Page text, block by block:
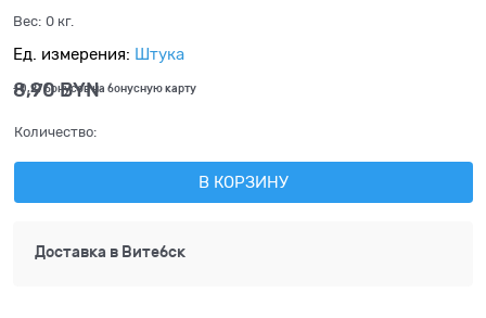
Вес: 0 кг.
Ед. измерения: Штука
8,90 BYN
+0,27 бонусов на бонусную карту
Количество:
В КОРЗИНУ
Доставка в Витебск